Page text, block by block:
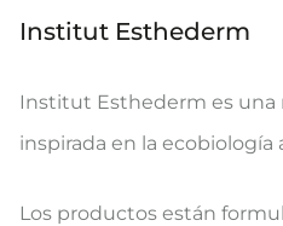
Institut Esthederm
Institut Esthederm es una
inspirada en la ecobiología
Los productos están